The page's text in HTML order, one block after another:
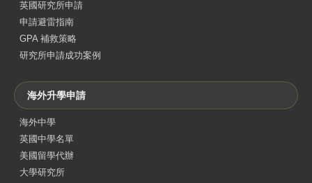
英國研究所申請
申請避雷指南
GPA 補救策略
研究所申請成功案例
海外升學申請
海外中學
英國中學名單
美國留學代辦
大學研究所